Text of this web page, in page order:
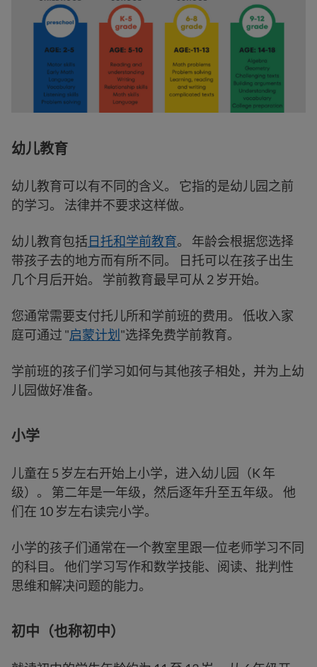
幼儿教育
幼儿教育可以有不同的含义。 它指的是幼儿园之前
的学习。 法律并不要求这样做。
幼儿教育包括日托和学前教育。 年龄会根据您选择
带孩子去的地方而有所不同。 日托可以在孩子出生
几个月后开始。 学前教育最早可从 2 岁开始。
您通常需要支付托儿所和学前班的费用。 低收入家
庭可通过 "启蒙计划 "选择免费学前教育。
学前班的孩子们学习如何与其他孩子相处，并为上幼
儿园做好准备。
小学
儿童在 5 岁左右开始上小学，进入幼儿园（K 年
级）。 第二年是一年级，然后逐年升至五年级。 他
们在 10 岁左右读完小学。
小学的孩子们通常在一个教室里跟一位老师学习不同
的科目。 他们学习写作和数学技能、阅读、批判性
思维和解决问题的能力。
初中（也称初中）